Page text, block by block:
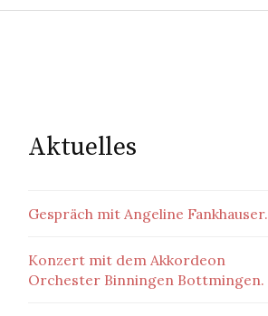
Aktuelles
Gespräch mit Angeline Fankhauser.
Konzert mit dem Akkordeon
Orchester Binningen Bottmingen.